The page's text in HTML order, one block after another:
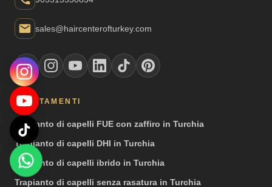
sales@haircenterofturkey.com
TRATTAMENTI
Trapianto di capelli FUE con zaffiro in Turchia
Trapianto di capelli DHI in Turchia
Trapianto di capelli ibrido in Turchia
Trapianto di capelli senza rasatura in Turchia